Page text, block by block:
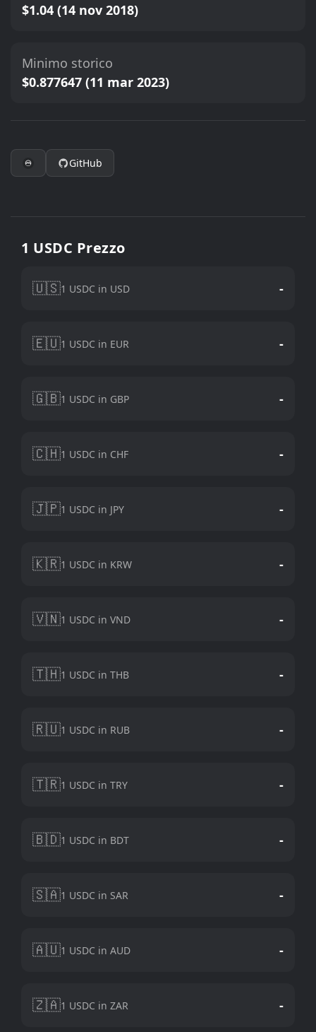
$1.04 (14 nov 2018)
Minimo storico
$0.877647 (11 mar 2023)
GitHub
1 USDC Prezzo
🇺🇸1 USDC in USD -
🇪🇺1 USDC in EUR -
🇬🇧1 USDC in GBP -
🇨🇭1 USDC in CHF -
🇯🇵1 USDC in JPY -
🇰🇷1 USDC in KRW -
🇻🇳1 USDC in VND -
🇹🇭1 USDC in THB -
🇷🇺1 USDC in RUB -
🇹🇷1 USDC in TRY -
🇧🇩1 USDC in BDT -
🇸🇦1 USDC in SAR -
🇦🇺1 USDC in AUD -
🇿🇦1 USDC in ZAR -